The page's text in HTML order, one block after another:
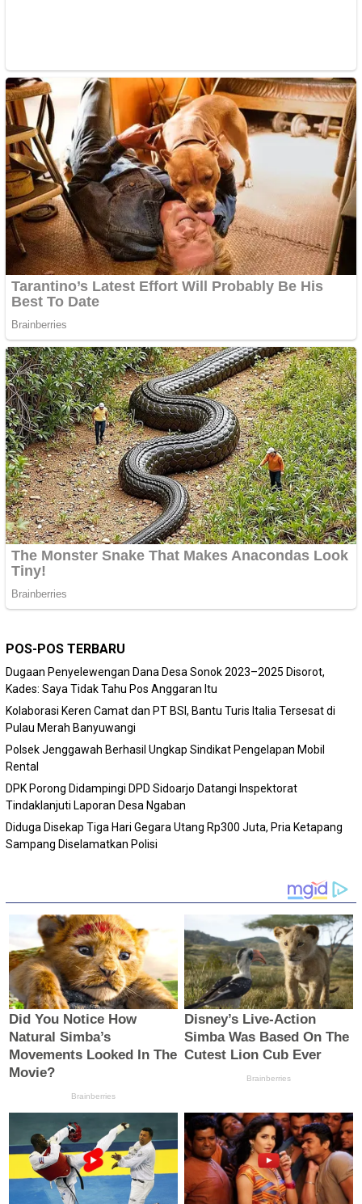
POS-POS TERBARU
Dugaan Penyelewengan Dana Desa Sonok 2023–2025 Disorot,
Kades: Saya Tidak Tahu Pos Anggaran Itu
Kolaborasi Keren Camat dan PT BSI, Bantu Turis Italia Tersesat di
Pulau Merah Banyuwangi
Polsek Jenggawah Berhasil Ungkap Sindikat Pengelapan Mobil
Rental
DPK Porong Didampingi DPD Sidoarjo Datangi Inspektorat
Tindaklanjuti Laporan Desa Ngaban
Diduga Disekap Tiga Hari Gegara Utang Rp300 Juta, Pria Ketapang
Sampang Diselamatkan Polisi